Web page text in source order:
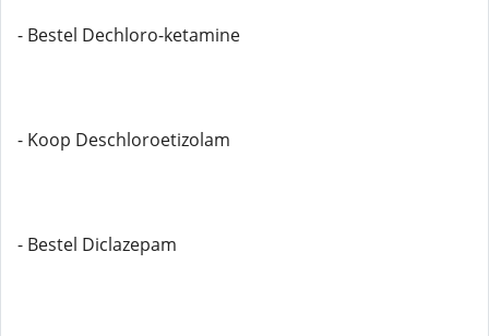
- Bestel Dechloro-ketamine
- Koop Deschloroetizolam
- Bestel Diclazepam